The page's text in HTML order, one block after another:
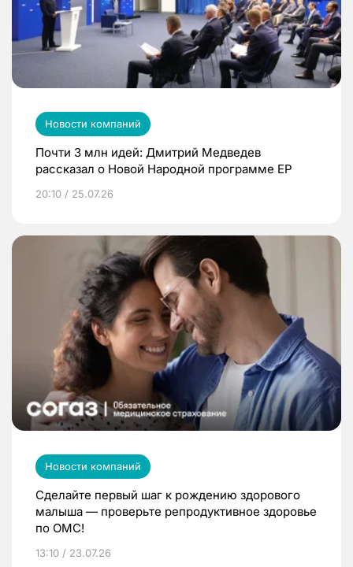
Новости компаний
Почти 3 млн идей: Дмитрий Медведев
рассказал о Новой Народной программе ЕР
20:10 / 25.07.26
Новости компаний
Сделайте первый шаг к рождению здорового
малыша — проверьте репродуктивное здоровье
по ОМС!
13:10 / 23.07.26